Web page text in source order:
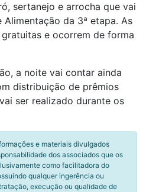
sertanejo e arrocha que vai
da 3ª etapa. As
e ocorrem de forma
a noite vai contar ainda
distribuição de prêmios
ser realizado durante os
e materiais divulgados
dos associados que os
como facilitadora do
qualquer ingerência ou
execução ou qualidade de